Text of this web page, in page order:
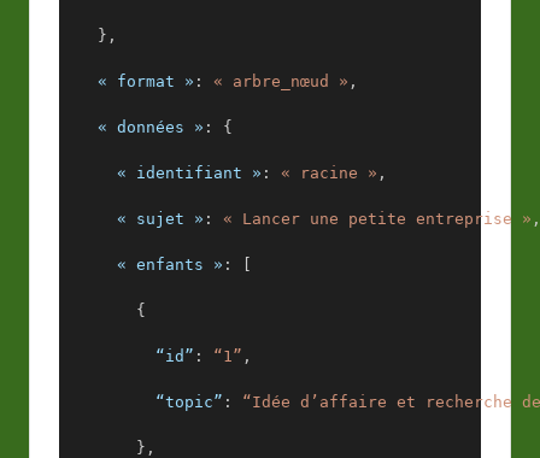
},
« format » : « arbre_nœud » ,
« données » : {
« identifiant » : « racine » ,
« sujet » : « Lancer une petite entreprise » ,
« enfants » : [
{
“id” : “1” ,
“topic” : “Idée d’affaire et recherche de
},